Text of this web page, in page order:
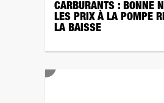
CARBURANTS : BONNE
LES PRIX À LA POMPE
LA BAISSE